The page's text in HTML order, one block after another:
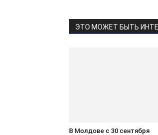
ЭТО МОЖЕТ БЫТЬ
В Молдове с 30 сентября